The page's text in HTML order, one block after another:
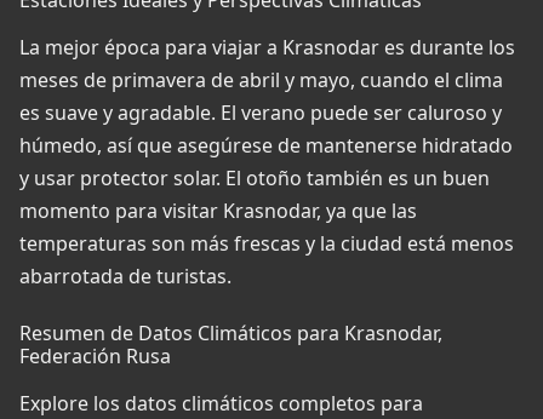
La mejor época para viajar a Krasnodar es durante los
meses de primavera de abril y mayo, cuando el clima
es suave y agradable. El verano puede ser caluroso y
húmedo, así que asegúrese de mantenerse hidratado
y usar protector solar. El otoño también es un buen
momento para visitar Krasnodar, ya que las
temperaturas son más frescas y la ciudad está menos
abarrotada de turistas.
Resumen de Datos Climáticos para Krasnodar,
Federación Rusa
Explore los datos climáticos completos para